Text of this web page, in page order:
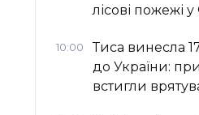
лісові пожежі
10:00
Тиса винесла
до України:
встигли